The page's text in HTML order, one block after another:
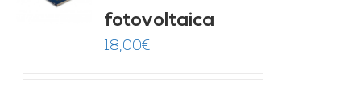
fotovoltaica
18,00€